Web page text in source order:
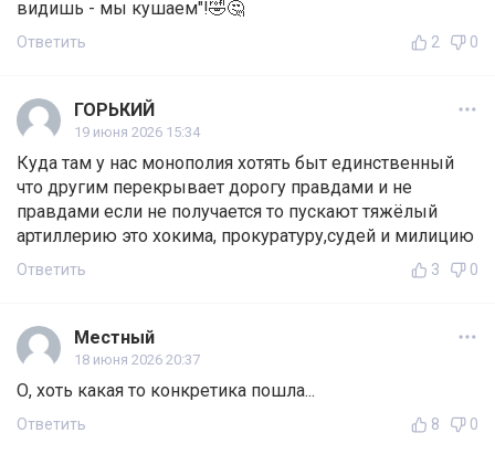
видишь - мы кушаем"!🤣🤔
Ответить 2 0
ГОРЬКИЙ
19 июня 2026 15:34
Куда там у нас монополия хотять быт единственный
что другим перекрывает дорогу правдами и не
правдами если не получается то пускают тяжёлый
артиллерию это хокима, прокуратуру,судей и милицию
Ответить 3 0
Местный
18 июня 2026 20:37
О, хоть какая то конкретика пошла...
Ответить 8 0